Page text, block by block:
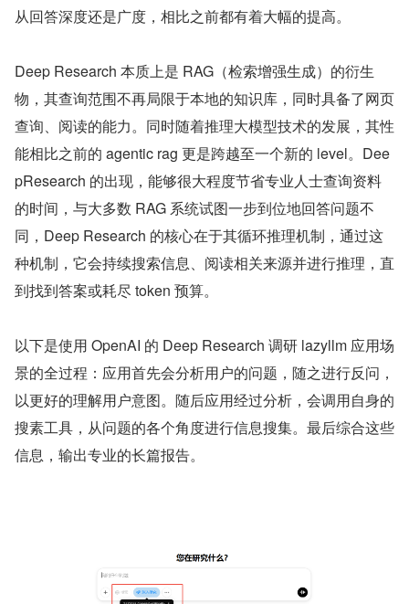
从回答深度还是广度，相比之前都有着大幅的提高。
Deep Research 本质上是 RAG（检索增强生成）的衍生
物，其查询范围不再局限于本地的知识库，同时具备了网页
查询、阅读的能力。同时随着推理大模型技术的发展，其性
能相比之前的 agentic rag 更是跨越至一个新的 level。Dee
pResearch 的出现，能够很大程度节省专业人士查询资料
的时间，与大多数 RAG 系统试图一步到位地回答问题不
同，Deep Research 的核心在于其循环推理机制，通过这
种机制，它会持续搜索信息、阅读相关来源并进行推理，直
到找到答案或耗尽 token 预算。
以下是使用 OpenAI 的 Deep Research 调研 lazyllm 应用场
景的全过程：应用首先会分析用户的问题，随之进行反问，
以更好的理解用户意图。随后应用经过分析，会调用自身的
搜素工具，从问题的各个角度进行信息搜集。最后综合这些
信息，输出专业的长篇报告。